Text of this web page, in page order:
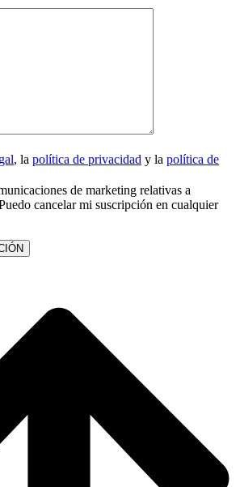
, la política de privacidad y la política de
de marketing relativas a
cancelar mi suscripción en cualquier